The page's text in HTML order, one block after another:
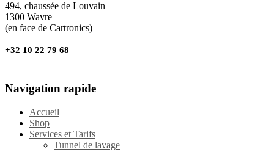
494, chaussée de Louvain
1300 Wavre
(en face de Cartronics)
+32 10 22 79 68
Navigation rapide
Accueil
Shop
Services et Tarifs
Tunnel de lavage